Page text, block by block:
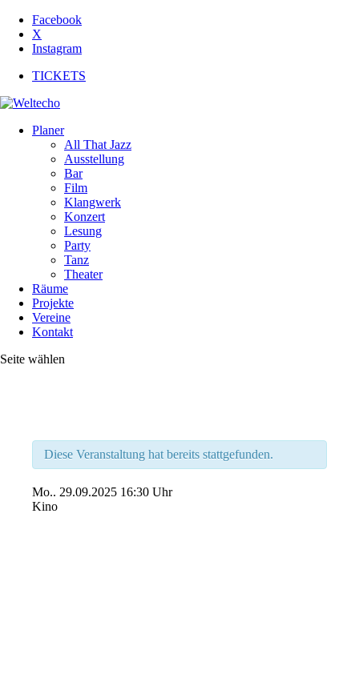
Facebook
X
Instagram
TICKETS
Planer
All That Jazz
Ausstellung
Bar
Film
Klangwerk
Konzert
Lesung
Party
Tanz
Theater
Räume
Projekte
Vereine
Kontakt
Seite wählen
Diese Veranstaltung hat bereits stattgefunden.
Mo.. 29.09.2025 16:30 Uhr
Kino